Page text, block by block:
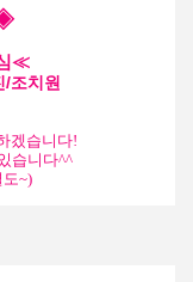
≪
조치원
겠습니다!
습니다^^
도~)